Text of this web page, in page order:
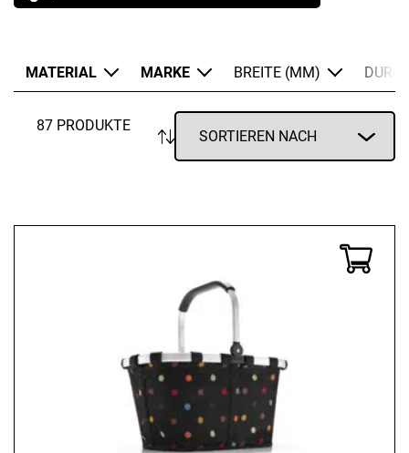
MATERIAL MARKE BREITE (MM)
87 PRODUKTE